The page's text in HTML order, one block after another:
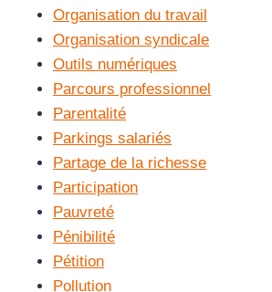
Organisation du travail
Organisation syndicale
Outils numériques
Parcours professionnel
Parentalité
Parkings salariés
Partage de la richesse
Participation
Pauvreté
Pénibilité
Pétition
Pollution